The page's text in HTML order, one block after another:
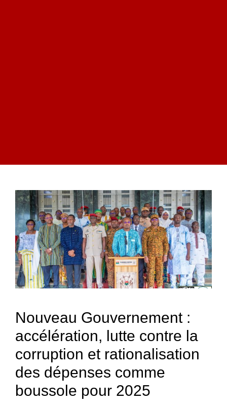
Nouveau Gouvernement :
accélération, lutte contre la
corruption et rationalisation
des dépenses comme
boussole pour 2025